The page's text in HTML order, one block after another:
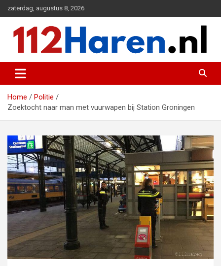
naar
inhoud
zaterdag, augustus 8, 2026
112 Haren.nl
Home
Politie
Zoektocht naar man met vuurwapen bij Station Groningen